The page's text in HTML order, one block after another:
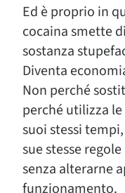
Ed è proprio in
cocaina smette
sostanza
Diventa
Non perché
perché utilizza
suoi stessi
sue stesse
senza alterarne